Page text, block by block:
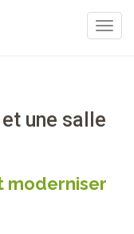
T
e
une salle
moderniser